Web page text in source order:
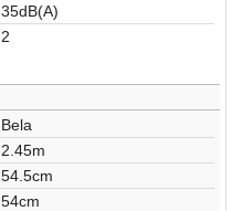
35dB(A)
2
Bela
2.45m
54.5cm
54cm